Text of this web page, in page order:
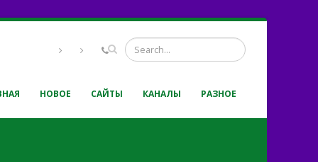
НОВОЕ САЙТЫ КАНАЛЫ РАЗНОЕ